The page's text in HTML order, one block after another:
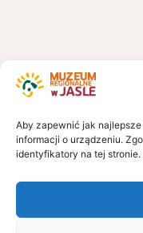
Aby zapewnić jak
informacji o urządzeniu.
identyfikatory na tej